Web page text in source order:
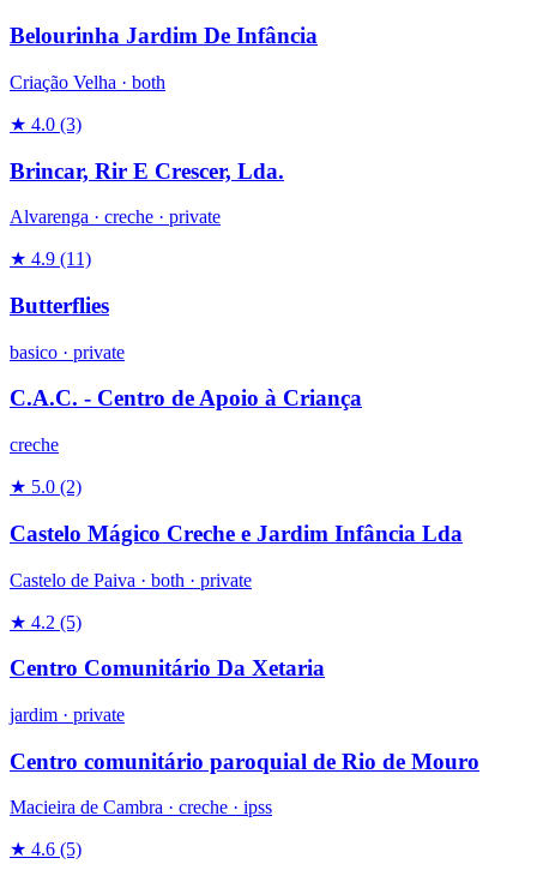
Belourinha Jardim De Infância
Criação Velha · both
★ 4.0 (3)
Brincar, Rir E Crescer, Lda.
Alvarenga · creche · private
★ 4.9 (11)
Butterflies
basico · private
C.A.C. - Centro de Apoio à Criança
creche
★ 5.0 (2)
Castelo Mágico Creche e Jardim Infância Lda
Castelo de Paiva · both · private
★ 4.2 (5)
Centro Comunitário Da Xetaria
jardim · private
Centro comunitário paroquial de Rio de Mouro
Macieira de Cambra · creche · ipss
★ 4.6 (5)